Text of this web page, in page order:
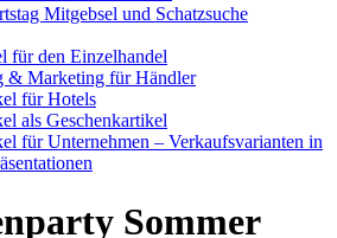
Mitgebsel und Schatzsuche
für den Einzelhandel
& Marketing für Händler
für Hotels
als Geschenkartikel
für Unternehmen – Verkaufsvarianten in
Sommer